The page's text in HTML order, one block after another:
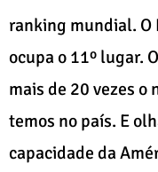
ranking mundial. O
ocupa o 11º lugar.
mais de 20 vezes o
temos no país. E
capacidade da